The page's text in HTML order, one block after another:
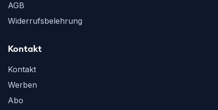
AGB
Widerrufsbelehrung
Kontakt
Kontakt
Werben
Abo